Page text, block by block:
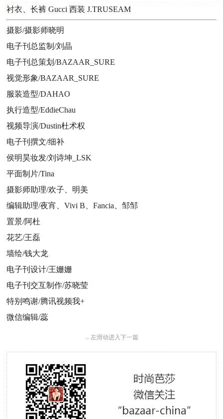
衬衣、长裤 Gucci 西装 J.TRUSEAM
摄影/摄影师晓明
电子刊总监制/刘晶
电子刊总策划/BAZAAR_SURE
视觉形象/BAZAAR_SURE
服装造型/DAHAO
执行造型/EddieChau
视频导演/Dustin杜术权
电子刊撰文/细补
侯明昊妆发/刘诗坤_LSK
平面制片/Tina
摄影师助理/欢子、明美
编辑助理/夜宵、Vivi B、Fancia、邹邹
置景/阿杜
花艺/王磊
墙绘/钱大龙
电子刊设计/王姗姗
电子刊交互制作/苏晓莹
特别鸣谢/腾讯视频我+
微信编辑/蕊
←左滑动进入下一篇